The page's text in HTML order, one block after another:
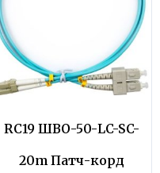
RC19 ШВО-50-LC-SC-
20m Патч-корд